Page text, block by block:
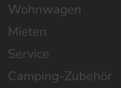
Wohnwagen
Mieten
Service
Camping-Zubehör